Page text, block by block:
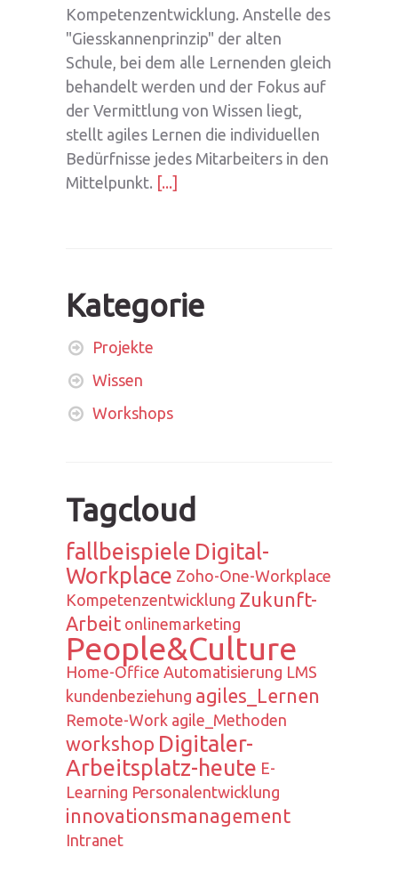
Kompetenzentwicklung. Anstelle des
"Giesskannenprinzip" der alten
Schule, bei dem alle Lernenden gleich
behandelt werden und der Fokus auf
der Vermittlung von Wissen liegt,
stellt agiles Lernen die individuellen
Bedürfnisse jedes Mitarbeiters in den
Mittelpunkt. [...]
Kategorie
Projekte
Wissen
Workshops
Tagcloud
fallbeispiele Digital-
Workplace Zoho-One-Workplace
Kompetenzentwicklung Zukunft-
Arbeit onlinemarketing
People&Culture
Home-Office Automatisierung LMS
kundenbeziehung agiles_Lernen
Remote-Work agile_Methoden
workshop Digitaler-
Arbeitsplatz-heute E-
Learning Personalentwicklung
innovationsmanagement
Intranet